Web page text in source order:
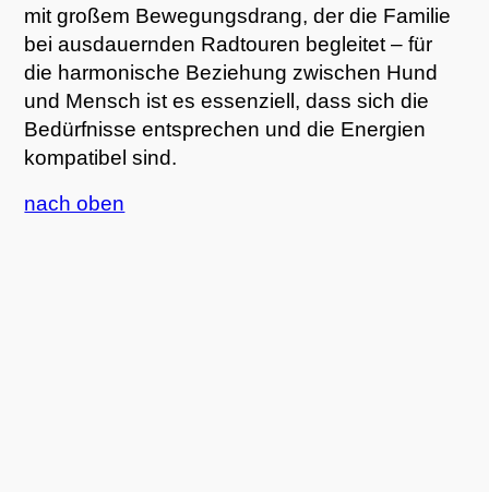
mit großem Bewegungsdrang, der die Familie
bei ausdauernden Radtouren begleitet – für
die harmonische Beziehung zwischen Hund
und Mensch ist es essenziell, dass sich die
Bedürfnisse entsprechen und die Energien
kompatibel sind.
nach oben